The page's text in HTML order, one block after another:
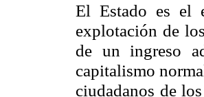
El Estado es el
explotación de
de un ingreso
capitalismo
ciudadanos de